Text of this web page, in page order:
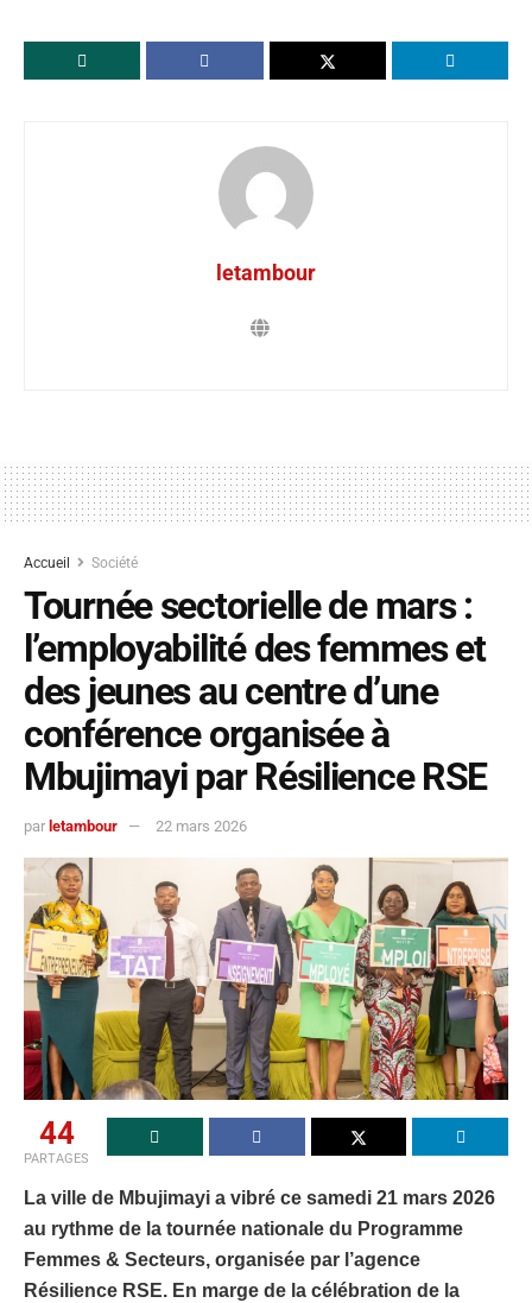
letambour
Accueil Société
Tournée sectorielle de mars :
l’employabilité des femmes et
des jeunes au centre d’une
conférence organisée à
Mbujimayi par Résilience RSE
par letambour 22 mars 2026
44
PARTAGES
La ville de Mbujimayi a vibré ce samedi 21 mars 2026
au rythme de la tournée nationale du Programme
Femmes & Secteurs, organisée par l’agence
Résilience RSE. En marge de la célébration de la